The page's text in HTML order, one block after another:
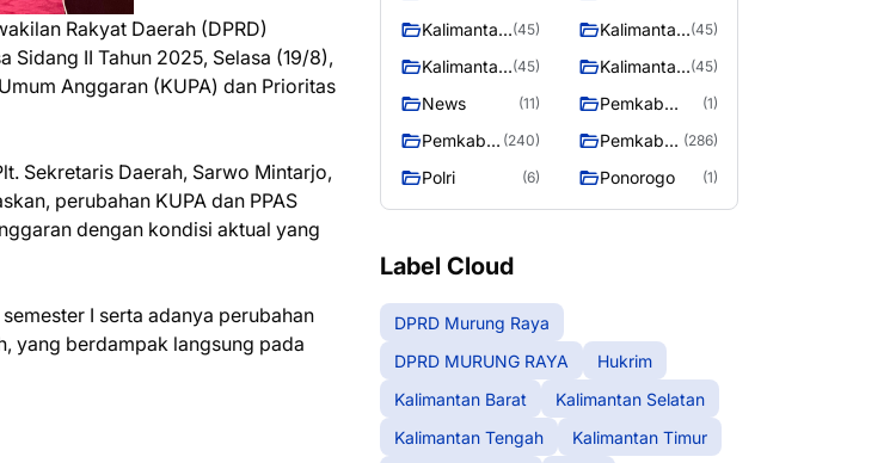
Rakyat Daerah (DPRD)
Sidang II Tahun 2025, Selasa (19/8),
Anggaran (KUPA) dan Prioritas
Sekretaris Daerah, Sarwo Mintarjo,
perubahan KUPA dan PPAS
dengan kondisi aktual yang
I serta adanya perubahan
yang berdampak langsung pada
Raya
RAYA
Kalimantan (45)
Kalimantan (45)
Kalimantan (45)
Kalimantan (45)
News (11)
Pemkab
Barito Utara
(1)
Pemkab
raya
(240)
Pemkab
Raya
(286)
Polri (6) Ponorogo (1)
Label Cloud
DPRD Murung Raya
DPRD MURUNG RAYA
Hukrim
Kalimantan Barat
Kalimantan Selatan
Kalimantan Tengah
Kalimantan Timur